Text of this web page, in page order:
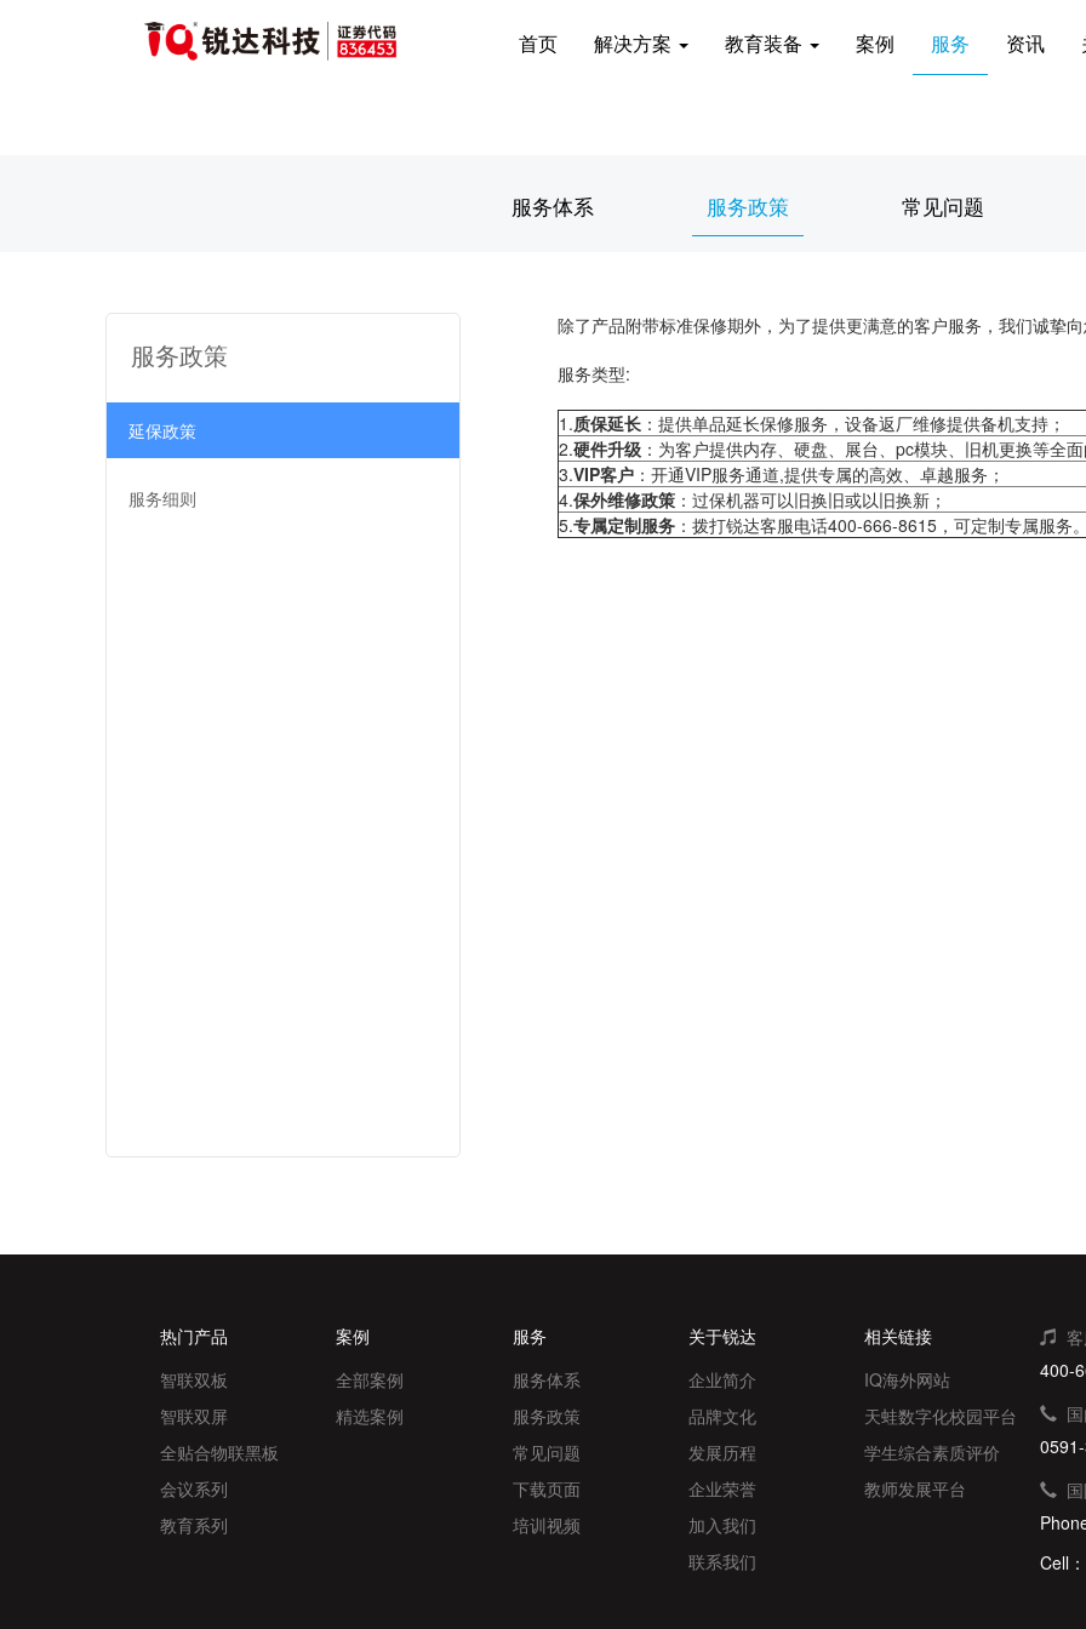
首页 解决方案 教育装备 案例 服务 资讯
服务体系 服务政策 常见问题
服务政策
延保政策
服务细则
除了产品附带标准保修期外，为了提供更满意的客户服务，我们诚挚
服务类型:
1.质保延长：提供单品延长保修服务，设备返厂维修提供备机支持；
2.硬件升级：为客户提供内存、硬盘、展台、pc模块、旧机更换等全
3.VIP客户：开通VIP服务通道,提供专属的高效、卓越服务；
4.保外维修政策：过保机器可以旧换旧或以旧换新；
5.专属定制服务：拨打锐达客服电话400-666-8615，可定制专属服务
热门产品
智联双板
智联双屏
全贴合物联黑板
会议系列
教育系列
案例
全部案例
精选案例
服务
服务体系
服务政策
常见问题
下载页面
培训视频
关于锐达
企业简介
品牌文化
发展历程
企业荣誉
加入我们
联系我们
相关链接
IQ海外网站
天蛙数字化校园平台
学生综合素质评价
教师发展平台
400-
Cell